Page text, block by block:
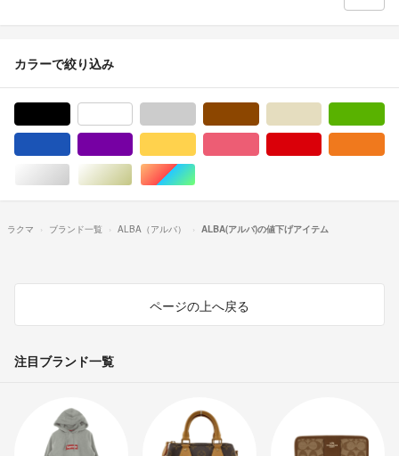
カラーで絞り込み
シルバー/銀色系ゴールド/金色系マルチカラー
ラクマ ブランド一覧 ALBA（アルバ） ALBA(アルバ)の値下げアイテム
ページの上へ戻る
注目ブランド一覧